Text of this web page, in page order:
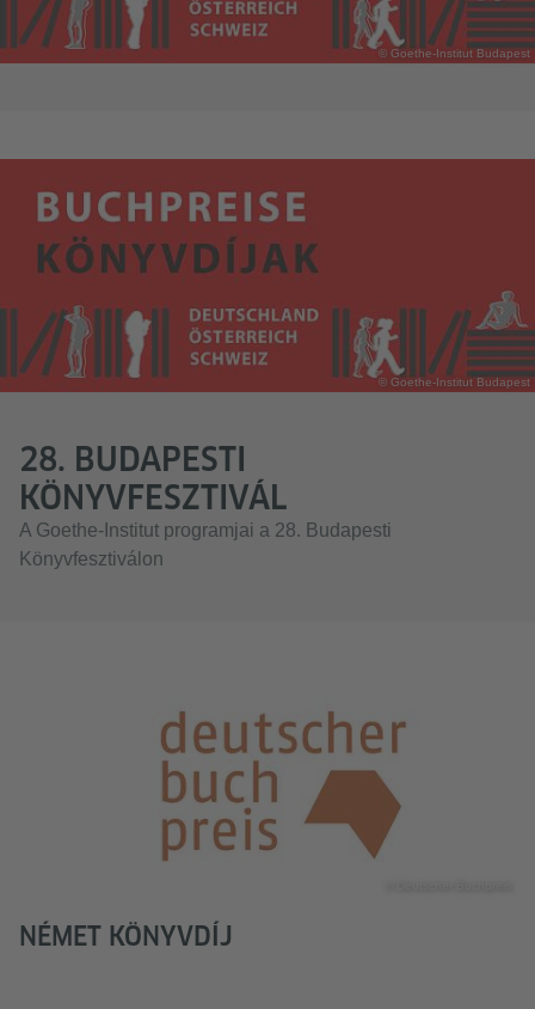
© Goethe-Institut Budapest
© Goethe-Institut Budapest
28. BUDAPESTI
KÖNYVFESZTIVÁL
A Goethe-Institut programjai a 28. Budapesti
Könyvfesztiválon
NÉMET KÖNYVDÍJ